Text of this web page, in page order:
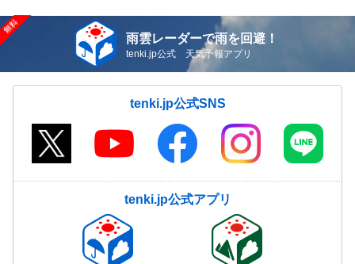
雨雲レーダーで雨を回避！
tenki.jp公式 天気予報アプリ
tenki.jp公式SNS
tenki.jp公式アプリ